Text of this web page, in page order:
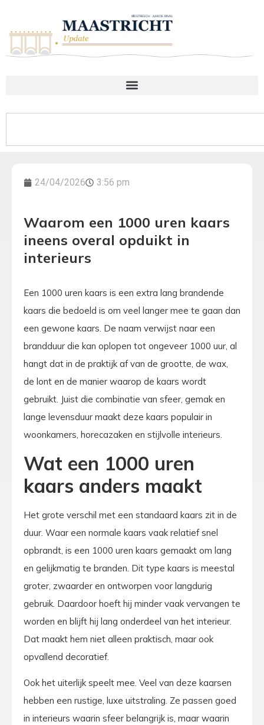
24/04/2026 3:56 pm
Waarom een 1000 uren kaars
ineens overal opduikt in
interieurs
Een 1000 uren kaars is een extra lang brandende
kaars die bedoeld is om veel langer mee te gaan dan
een gewone kaars. De naam verwijst naar een
brandduur die kan oplopen tot ongeveer 1000 uur, al
hangt dat in de praktijk af van de grootte, de wax,
de lont en de manier waarop de kaars wordt
gebruikt. Juist die combinatie van sfeer, gemak en
lange levensduur maakt deze kaars populair in
woonkamers, horecazaken en stijlvolle interieurs.
Wat een 1000 uren
kaars anders maakt
Het grote verschil met een standaard kaars zit in de
duur. Waar een normale kaars vaak relatief snel
opbrandt, is een 1000 uren kaars gemaakt om lang
en gelijkmatig te branden. Dit type kaars is meestal
groter, zwaarder en ontworpen voor langdurig
gebruik. Daardoor hoeft hij minder vaak vervangen te
worden en blijft hij lang onderdeel van het interieur.
Dat maakt hem niet alleen praktisch, maar ook
opvallend decoratief.
Ook het uiterlijk speelt mee. Veel van deze kaarsen
hebben een rustige, luxe uitstraling. Ze passen goed
in interieurs waarin sfeer belangrijk is, maar waarin